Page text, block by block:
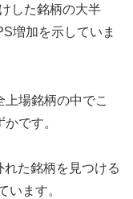
した銘柄の大半
増加を示していま
場銘柄の中でこ
です。
た銘柄を見つける
います。